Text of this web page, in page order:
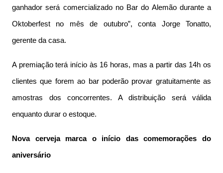
ganhador será comercializado no Bar do Alemão durante a
Oktoberfest no mês de outubro”, conta Jorge Tonatto,
gerente da casa.
A premiação terá início às 16 horas, mas a partir das 14h os
clientes que forem ao bar poderão provar gratuitamente as
amostras dos concorrentes. A distribuição será válida
enquanto durar o estoque.
Nova cerveja marca o início das comemorações do
aniversário